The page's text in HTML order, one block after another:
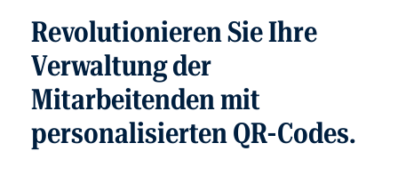
Revolutionieren Sie Ihre
Verwaltung der
Mitarbeitenden mit
personalisierten QR-Codes.